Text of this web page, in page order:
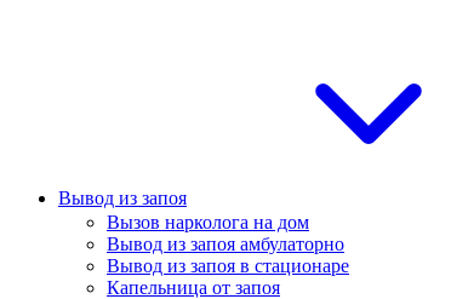
Вывод из запоя
Вызов нарколога на дом
Вывод из запоя амбулаторно
Вывод из запоя в стационаре
Капельница от запоя